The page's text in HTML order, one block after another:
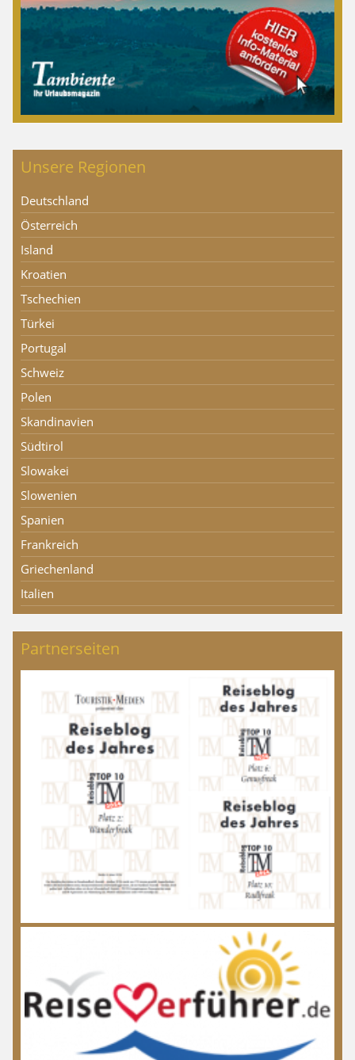
Unsere Regionen
Deutschland
Österreich
Island
Kroatien
Tschechien
Türkei
Portugal
Schweiz
Polen
Skandinavien
Südtirol
Slowakei
Slowenien
Spanien
Frankreich
Griechenland
Italien
Partnerseiten